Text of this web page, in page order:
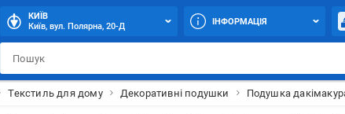
КИЇВ
Київ, вул. Полярна, 20-Д
ІНФОРМАЦІЯ
Текстиль для дому Декоративні подушки Подушка